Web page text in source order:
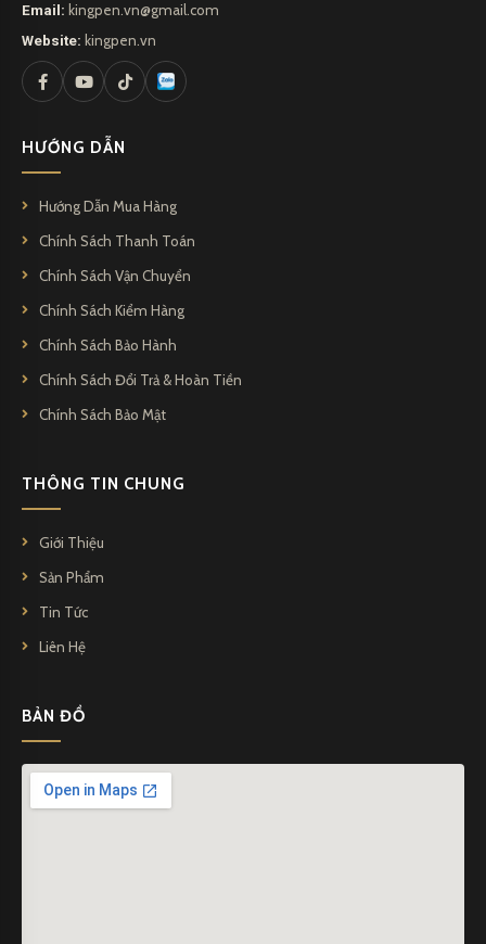
Email: kingpen.vn@gmail.com
Website: kingpen.vn
HƯỚNG DẪN
Hướng Dẫn Mua Hàng
Chính Sách Thanh Toán
Chính Sách Vận Chuyển
Chính Sách Kiểm Hàng
Chính Sách Bảo Hành
Chính Sách Đổi Trả & Hoàn Tiền
Chính Sách Bảo Mật
THÔNG TIN CHUNG
Giới Thiệu
Sản Phẩm
Tin Tức
Liên Hệ
BẢN ĐỒ